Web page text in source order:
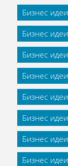
Бизнес
Бизнес
Бизнес
Бизнес
Бизнес
Бизнес
Бизнес
Бизнес